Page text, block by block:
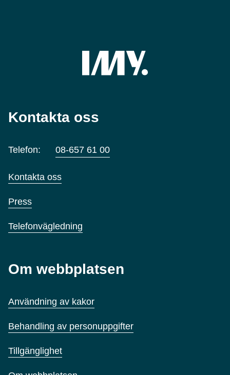
Kontakta oss
Telefon: 08-657 61 00
Kontakta oss
Press
Telefonvägledning
Om webbplatsen
Användning av kakor
Behandling av personuppgifter
Tillgänglighet